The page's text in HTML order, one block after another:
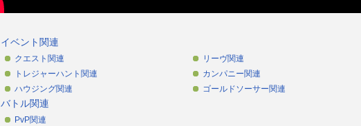
イベント関連
クエスト関連
リーヴ関連
トレジャーハント関連
カンパニー関連
ハウジング関連
ゴールドソーサー関連
バトル関連
PvP関連